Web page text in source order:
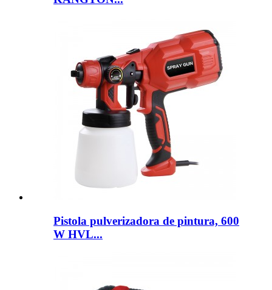
Pistola pulverizadora de pintura, 600
W HVL...